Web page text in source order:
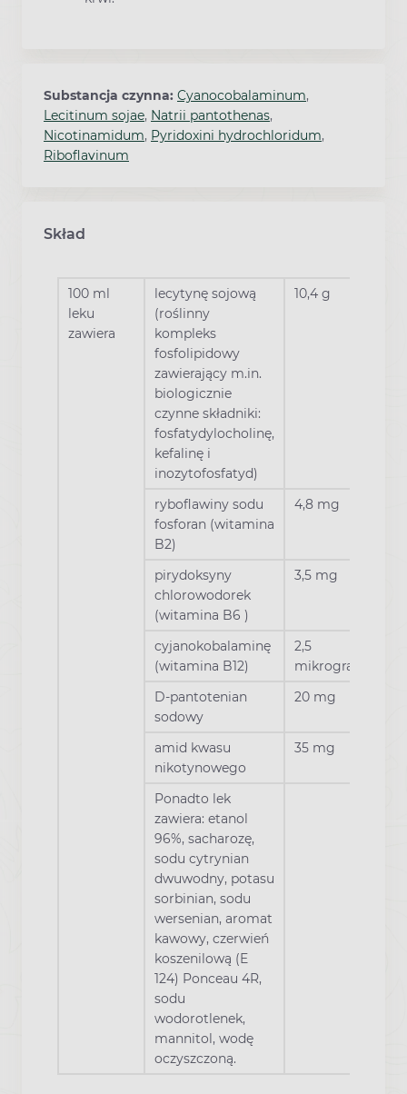
Substancja czynna: Cyanocobalaminum,
Lecitinum sojae, Natrii pantothenas,
Nicotinamidum, Pyridoxini hydrochloridum,
Riboflavinum
Skład
100 ml
leku
zawiera
lecytynę sojową
(roślinny
kompleks
fosfolipidowy
zawierający m.in.
biologicznie
czynne składniki:
fosfatydylocholinę,
kefalinę i
inozytofosfatyd)
10,4 g
ryboflawiny sodu
fosforan (witamina
B2)
4,8 mg
pirydoksyny
chlorowodorek
(witamina B6 )
3,5 mg
cyjanokobalaminę
(witamina B12)
2,5
mikrograma
D-pantotenian
sodowy
20 mg
amid kwasu
nikotynowego
35 mg
Ponadto lek
zawiera: etanol
96%, sacharozę,
sodu cytrynian
dwuwodny, potasu
sorbinian, sodu
wersenian, aromat
kawowy, czerwień
koszenilową (E
124) Ponceau 4R,
sodu
wodorotlenek,
mannitol, wodę
oczyszczoną.